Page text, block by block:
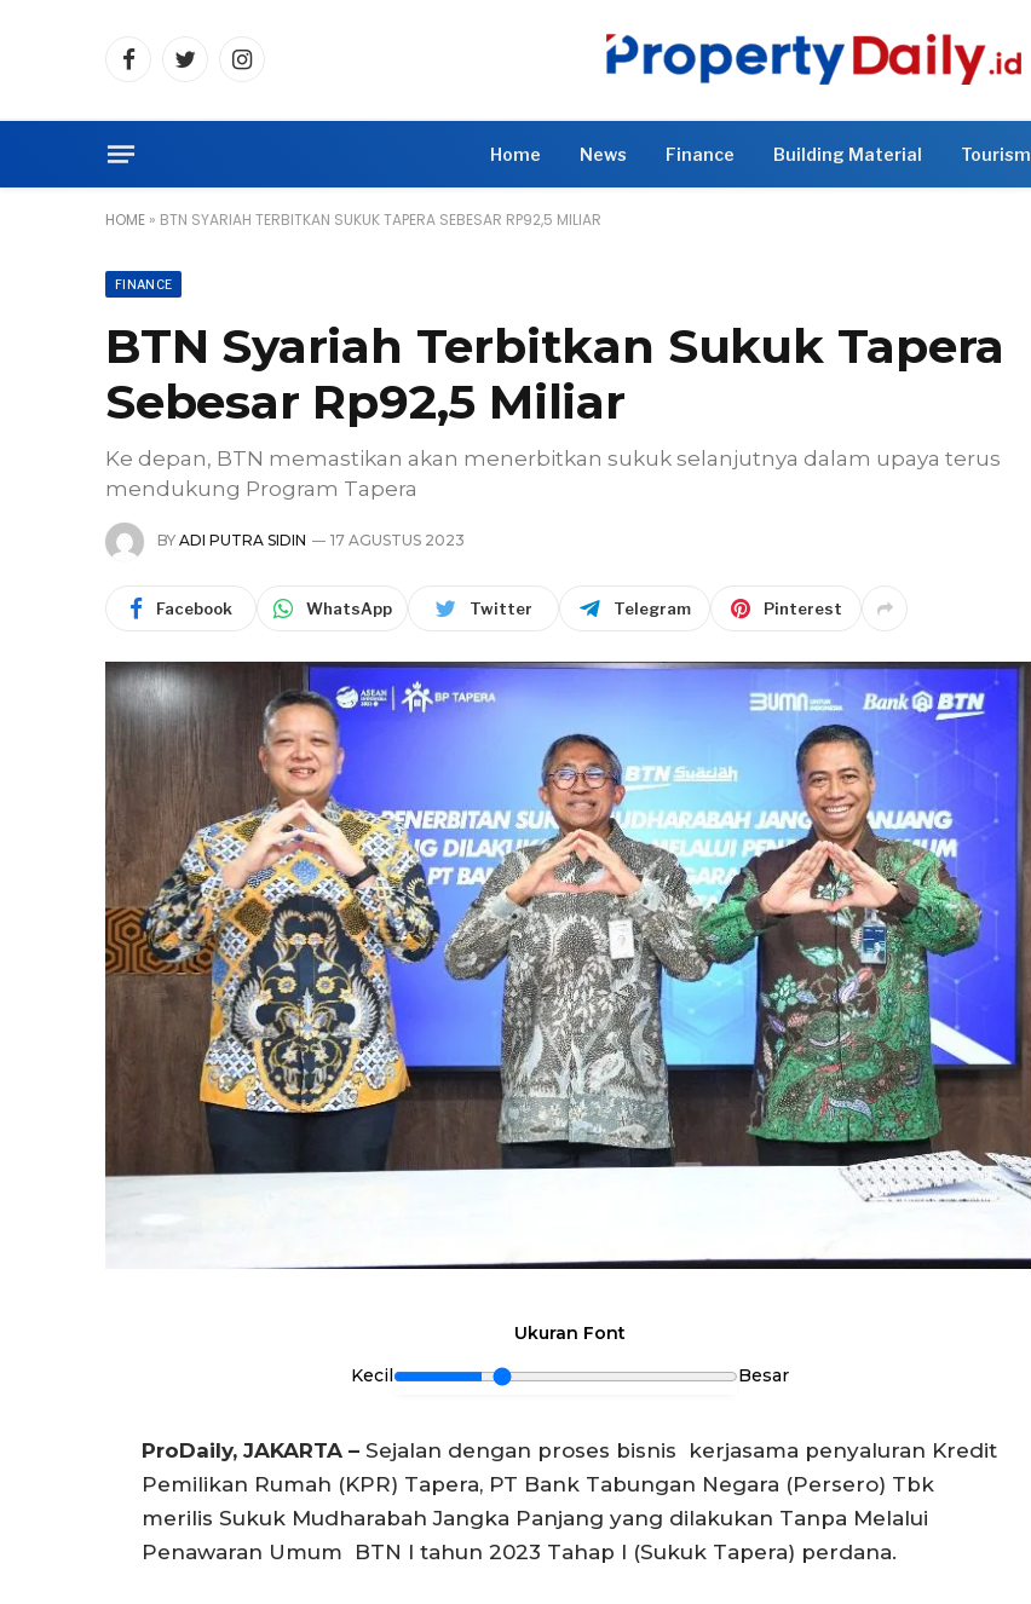
FacebookTwitterInstagram
Home News Finance Building Material Tourism
HOME » BTN SYARIAH TERBITKAN SUKUK TAPERA SEBESAR RP92,5 MILIAR
FINANCE
BTN Syariah Terbitkan Sukuk Tapera
Sebesar Rp92,5 Miliar
Ke depan, BTN memastikan akan menerbitkan sukuk selanjutnya dalam upaya terus
mendukung Program Tapera
BY ADI PUTRA SIDIN 17 AGUSTUS 2023
Facebook WhatsApp Twitter Telegram Pinterest
Ukuran Font
Kecil
Besar
ProDaily, JAKARTA – Sejalan dengan proses bisnis kerjasama penyaluran Kredit
Pemilikan Rumah (KPR) Tapera, PT Bank Tabungan Negara (Persero) Tbk
merilis Sukuk Mudharabah Jangka Panjang yang dilakukan Tanpa Melalui
Penawaran Umum BTN I tahun 2023 Tahap I (Sukuk Tapera) perdana.